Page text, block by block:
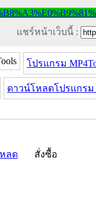
แชร์หน้าเว็บนี้ :
โปรแกรม
ดาวน์โหลดโปรแกรม
ลด สั่งซื้อ